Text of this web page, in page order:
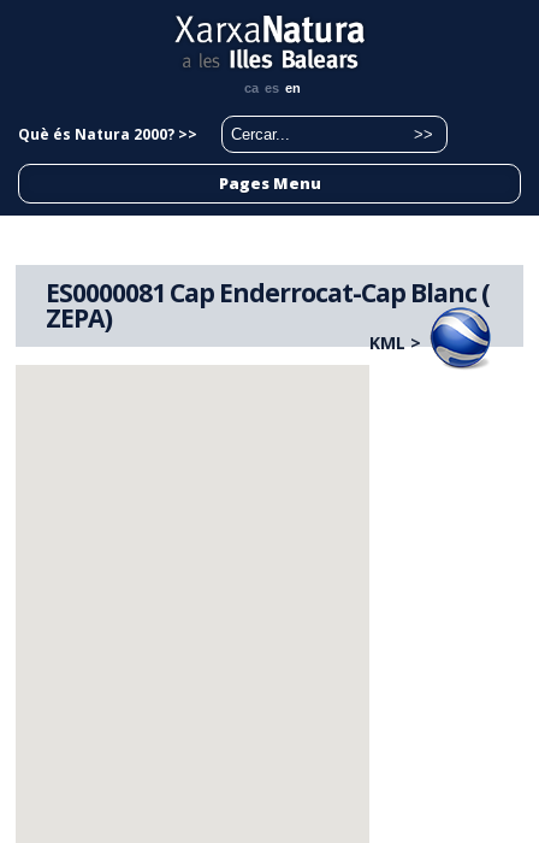
ca es en
Què és Natura 2000? >>
Pages Menu
ES0000081 Cap Enderrocat-Cap Blanc (
ZEPA)
KML >